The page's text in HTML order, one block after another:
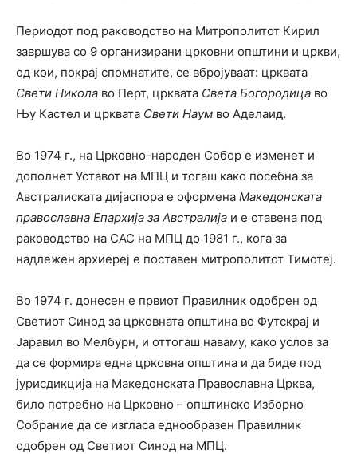
Периодот под раководство на Митрополитот Кирил
завршува со 9 организирани црковни општини и цркви,
од кои, покрај спомнатите, се вбројуваат: црквата
Свети Никола во Перт, црквата Света Богородица во
Њу Кастел и црквата Свети Наум во Аделаид.
Во 1974 г., на Црковно-народен Собор е изменет и
дополнет Уставот на МПЦ и тогаш како посебна за
Австралиската дијаспора е оформена Македонската
православна Епархија за Австралија и е ставена под
раководство на САС на МПЦ до 1981 г., кога за
надлежен архиереј е поставен митрополитот Тимотеј.
Во 1974 г. донесен е првиот Правилник одобрен од
Светиот Синод за црковната општина во Футскрај и
Јаравил во Мелбурн, и оттогаш наваму, како услов за
да се формира една црковна општина и да биде под
јурисдикција на Македонската Православна Црква,
било потребно на Црковно – општинско Изборно
Собрание да се изгласа еднообразен Правилник
одобрен од Светиот Синод на МПЦ.